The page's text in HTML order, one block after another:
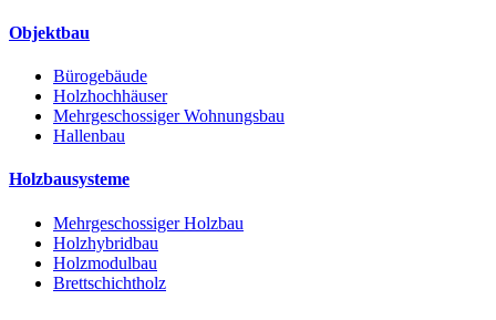
Objektbau
Bürogebäude
Holzhochhäuser
Mehrgeschossiger Wohnungsbau
Hallenbau
Holzbausysteme
Mehrgeschossiger Holzbau
Holzhybridbau
Holzmodulbau
Brettschichtholz